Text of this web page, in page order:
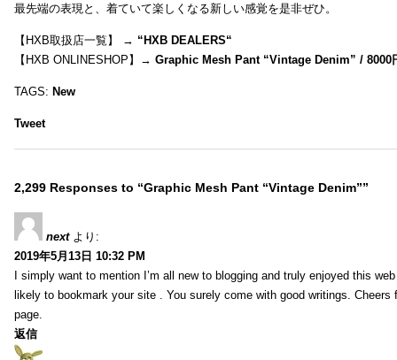
最先端の表現と、着ていて楽しくなる新しい感覚を是非ぜひ。
【HXB取扱店一覧】 → “HXB DEALERS“
【HXB ONLINESHOP】→ Graphic Mesh Pant “Vintage Denim” / 8000
TAGS: New
Tweet
2,299 Responses to “Graphic Mesh Pant “Vintage Denim””
next より:
2019年5月13日 10:32 PM
I simply want to mention I’m all new to blogging and truly enjoyed this
likely to bookmark your site . You surely come with good writings. Cheers
page.
返信